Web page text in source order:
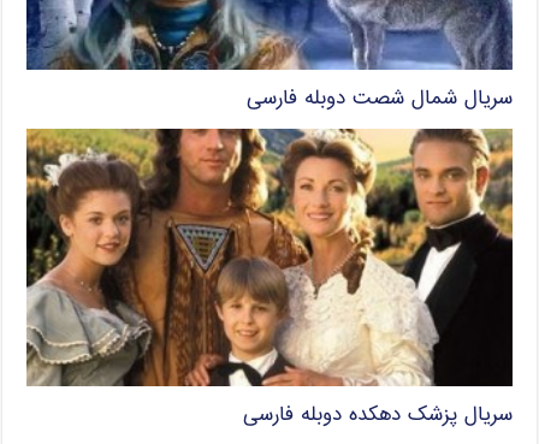
سریال شمال شصت دوبله فارسی
سریال پزشک دهکده دوبله فارسی